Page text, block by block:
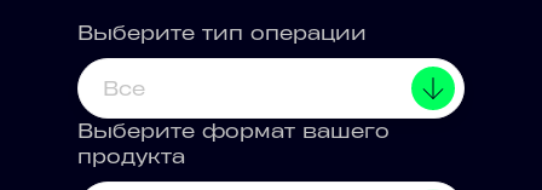
Выберите тип операции
Все
Выберите формат вашего
продукта